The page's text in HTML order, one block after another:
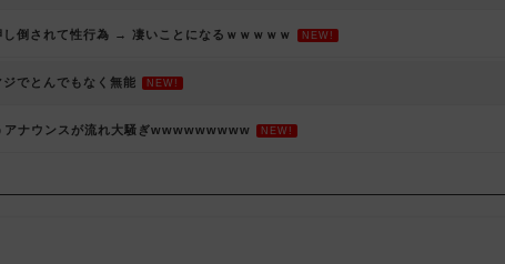
倒されて性行為 → 凄いことになるｗｗｗｗｗ NEW!
でとんでもなく無能 NEW!
アナウンスが流れ大騒ぎwwwwwwwww NEW!